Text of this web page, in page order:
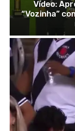
Vídeo:
“Vozinha”